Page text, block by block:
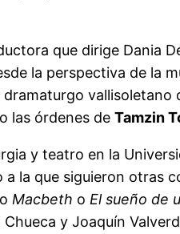
que dirige Dania
la perspectiva de la
vallisoletano
las órdenes de Tamzin
y teatro en la
la que siguieron otras
Macbeth o El sueño de
y Joaquín